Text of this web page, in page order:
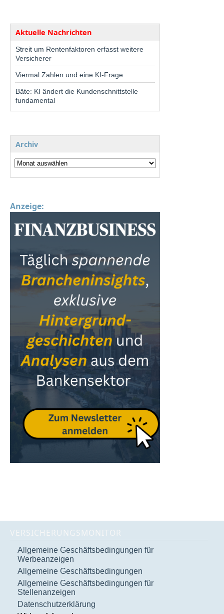
Aktuelle Nachrichten
Streit um Rentenfaktoren erfasst weitere
Versicherer
Viermal Zahlen und eine KI-Frage
Bäte: KI ändert die Kundenschnittstelle
fundamental
Archiv
Anzeige:
VERSICHERUNGSMONITOR
Allgemeine Geschäftsbedingungen für
Werbeanzeigen
Allgemeine Geschäftsbedingungen
Allgemeine Geschäftsbedingungen für
Stellenanzeigen
Datenschutzerklärung